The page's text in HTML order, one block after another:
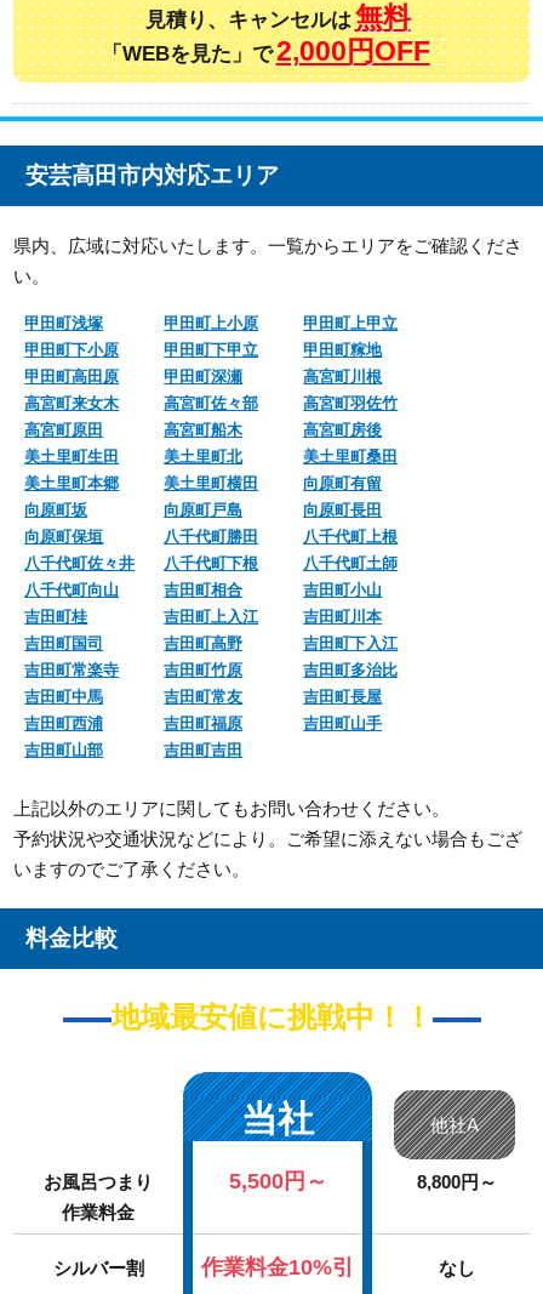
見積り、キャンセルは 無料
「WEBを見た」で2,000円OFF
安芸高田市内対応エリア
県内、広域に対応いたします。一覧からエリアをご確認くださ
い。
甲田町浅塚 甲田町上小原
甲田町上甲立
甲田町下小原
甲田町下甲立
甲田町糘地
甲田町高田原
甲田町深瀬
高宮町川根
高宮町来女木
高宮町佐々部
高宮町羽佐竹
高宮町原田
高宮町船木
高宮町房後
美土里町生田
美土里町北
美土里町桑田
美土里町本郷
美土里町横田
向原町有留
向原町坂
向原町戸島
向原町長田
向原町保垣
八千代町勝田
八千代町上根
八千代町佐々井
八千代町下根
八千代町土師
八千代町向山
吉田町相合
吉田町小山
吉田町桂
吉田町上入江
吉田町川本
吉田町国司
吉田町高野
吉田町下入江
吉田町常楽寺
吉田町竹原
吉田町多治比
吉田町中馬
吉田町常友
吉田町長屋
吉田町西浦
吉田町福原
吉田町山手
吉田町山部
吉田町吉田
上記以外のエリアに関してもお問い合わせください。
予約状況や交通状況などにより。ご希望に添えない場合もござ
いますのでご了承ください。
料金比較
地域最安値に挑戦中！！
当社 他社A
お風呂つまり
作業料金
5,500円～ 8,800円～
シルバー割
作業料金10%引
なし